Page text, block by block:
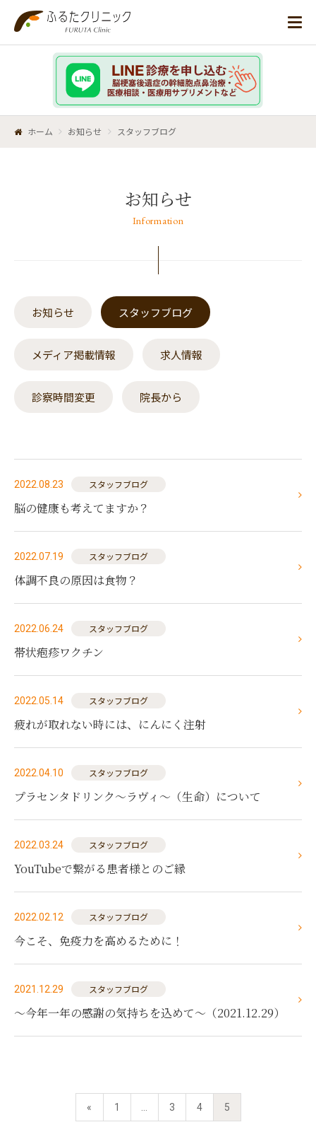
ホーム お知らせ スタッフブログ
お知らせ
Information
お知らせ スタッフブログ
メディア掲載情報 求人情報
診察時間変更 院長から
2022.08.23 スタッフブログ
脳の健康も考えてますか？
2022.07.19 スタッフブログ
体調不良の原因は食物？
2022.06.24 スタッフブログ
帯状疱疹ワクチン
2022.05.14 スタッフブログ
疲れが取れない時には、にんにく注射
2022.04.10 スタッフブログ
プラセンタドリンク〜ラヴィ〜（生命）について
2022.03.24 スタッフブログ
YouTubeで繋がる患者様とのご縁
2022.02.12 スタッフブログ
今こそ、免疫力を高めるために！
2021.12.29 スタッフブログ
～今年一年の感謝の気持ちを込めて～（2021.12.29）
投稿ナビゲーション
« 1 3 4 5